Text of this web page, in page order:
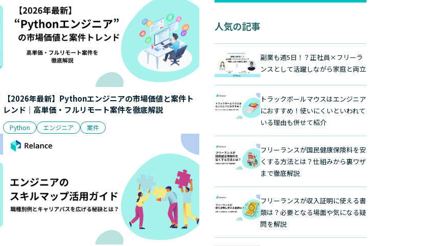
【2026年最新】Pythonエンジニアの市場価値と案件ト
レンド｜高単価・フルリモート案件を徹底解説
Python エンジニア 案件
人気の記事
副業も週5日！？正社員×フリーラ
ンスとして活躍しながら家庭と両立
トラックボールマウスはエンジニア
におすすめ！使いにくいといわれて
いる理由も併せて紹介
フリーランスが国民健康保険料を安
くする方法とは？仕組みから裏ワザ
まで徹底解説
フリーランスが収入証明に使える書
類は？必要となる場面や気になる疑
問を解説